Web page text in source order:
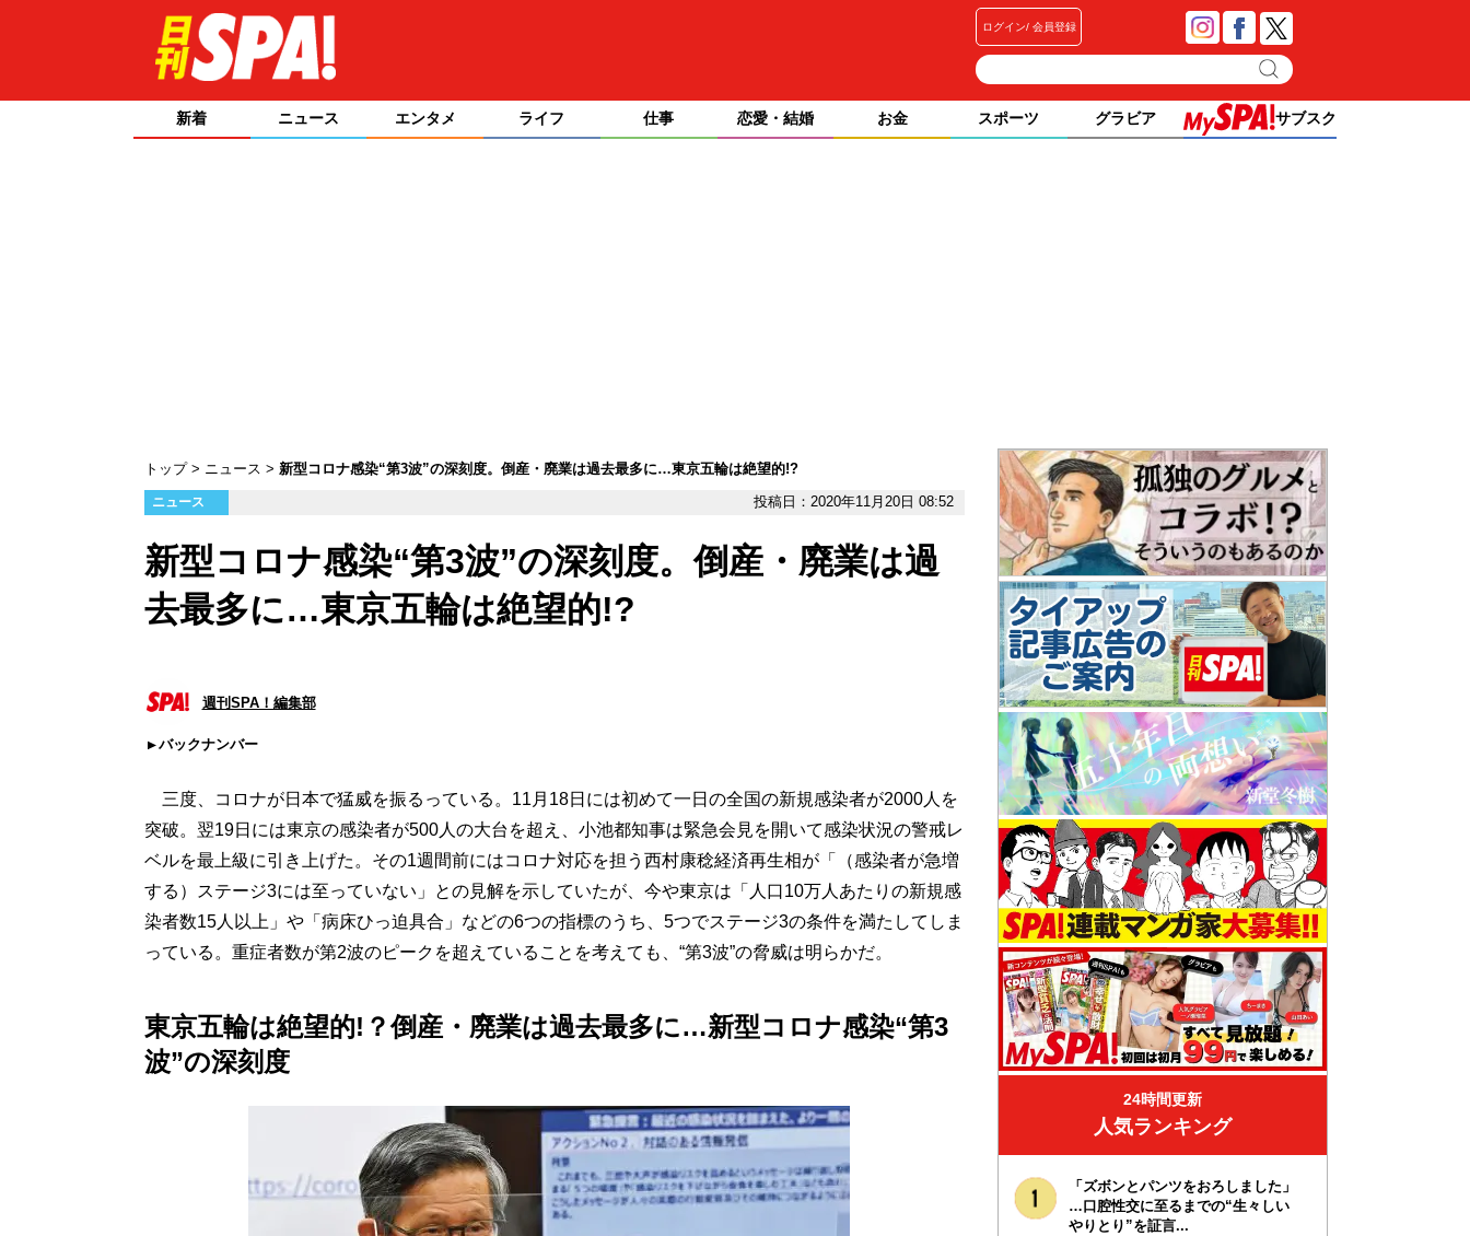
ログイン 会員登録
新着 ニュース エンタメ ライフ 仕事 恋愛・結婚 お金 スポーツ グラビア サブスク
トップ ニュース 新型コロナ感染“第3波”の深刻度。倒産・廃業は過去最多に…東京五輪は絶望的!?
ニュース 投稿日：2020年11月20日 08:52
新型コロナ感染“第3波”の深刻度。倒産・廃業は過
去最多に…東京五輪は絶望的!?
週刊SPA！編集部
バックナンバー
三度、コロナが日本で猛威を振るっている。11月18日には初めて一日の全国の新規感染者が2000人を
突破。翌19日には東京の感染者が500人の大台を超え、小池都知事は緊急会見を開いて感染状況の警戒レ
ベルを最上級に引き上げた。その1週間前にはコロナ対応を担う西村康稔経済再生相が「（感染者が急増
する）ステージ3には至っていない」との見解を示していたが、今や東京は「人口10万人あたりの新規感
染者数15人以上」や「病床ひっ迫具合」などの6つの指標のうち、5つでステージ3の条件を満たしてしま
っている。重症者数が第2波のピークを超えていることを考えても、“第3波”の脅威は明らかだ。
東京五輪は絶望的!？倒産・廃業は過去最多に…新型コロナ感染“第3
波”の深刻度
24時間更新
人気ランキング
「ズボンとパンツをおろしました」
…口腔性交に至るまでの“生々しい
やりとり”を証言...